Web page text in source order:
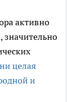
активно
значительно
целая
и